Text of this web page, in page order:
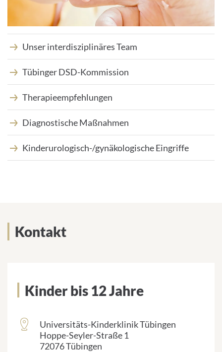
Unser interdisziplinäres Team
Tübinger DSD-Kommission
Therapieempfehlungen
Diagnostische Maßnahmen
Kinderurologisch-/gynäkologische Eingriffe
Kontakt
Kinder bis 12 Jahre
frontend.sr-
only_#
{element.icon}:
Universitäts-Kinderklinik Tübingen
Hoppe-Seyler-Straße 1
72076 Tübingen